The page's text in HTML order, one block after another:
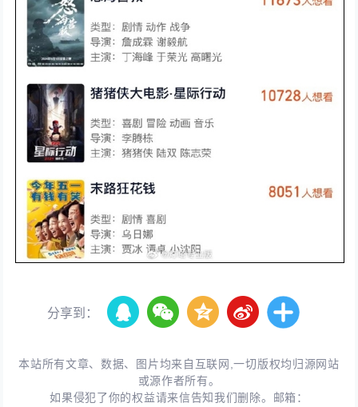
分享到：
本站所有文章、数据、图片均来自互联网,一切版权均归源网站
或源作者所有。
如果侵犯了你的权益请来信告知我们删除。邮箱：